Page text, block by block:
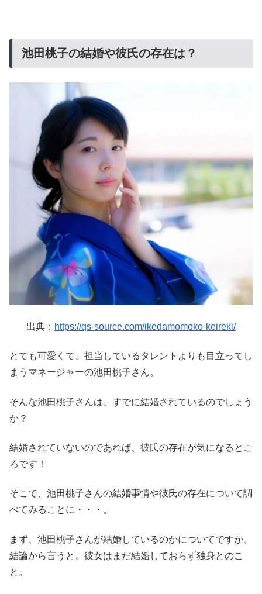
池田桃子の結婚や彼氏の存在は？
出典： https://qs-source.com/ikedamomoko-keireki/
とても可愛くて、担当しているタレントよりも目立ってし
まうマネージャーの池田桃子さん。
そんな池田桃子さんは、すでに結婚されているのでしょう
か？
結婚されていないのであれば、彼氏の存在が気になるとこ
ろです！
そこで、池田桃子さんの結婚事情や彼氏の存在について調
べてみることに・・・。
まず、池田桃子さんが結婚しているのかについてですが、
結論から言うと、彼女はまだ結婚しておらず独身とのこ
と。